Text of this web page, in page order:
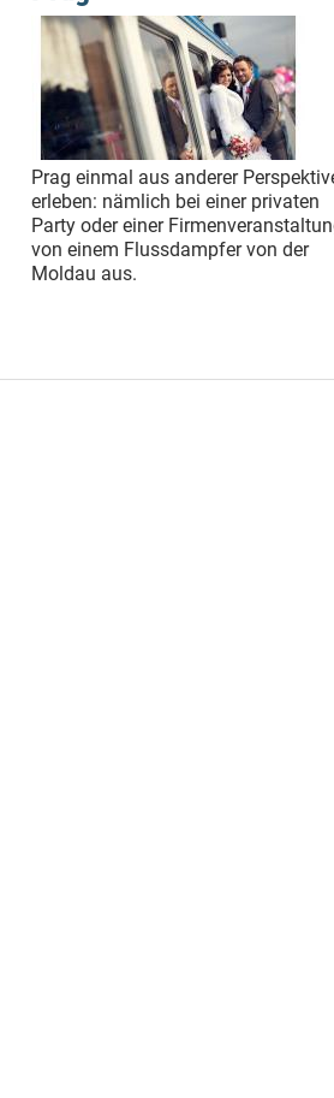
Prag einmal aus anderer
erleben: nämlich bei einer privaten
Party oder einer
von einem Flussdampfer von der
Moldau aus.